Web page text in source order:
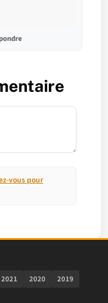
vous pour
2021 2020
2019